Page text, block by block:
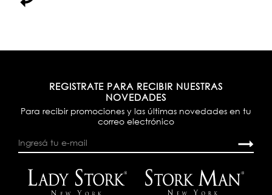
REGISTRATE PARA RECIBIR NUESTRAS
NOVEDADES
Para recibir promociones y las últimas novedades en tu
correo electrónico